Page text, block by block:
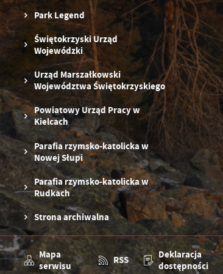
Park Legend
Świętokrzyski Urząd
Wojewódzki
Urząd Marszałkowski
Województwa Świętokrzyskiego
Powiatowy Urząd Pracy w
Kielcach
Parafia rzymsko-katolicka w
Nowej Słupi
Parafia rzymsko-katolicka w
Rudkach
Strona archiwalna
Mapa
serwisu
RSS
Deklaracja
dostępności